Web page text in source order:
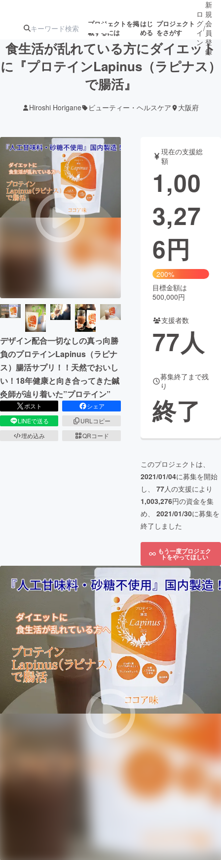
プロジェクトを掲
載するには
はじ
める
プロジェクト
をさがす
注目の新着プロ募集終了が近いプ
テクノロジー・ガジェット
映像・映画 書籍・雑誌
ビジネス・起業 チャレンジ
まちづくり・地域活性化
CAMPFIRE for Social Good CAMPFIRE Creation
コミュニティ
ロ
グ
イ
ン
/
新
規
会
員
登
録
食生活が乱れている方にダイエット
に『プロテインLapinus（ラピナス）
で腸活』
Hiroshi Horigane ビューティー・ヘルスケア 大阪府
デザイン配合一切なしの真っ向勝
負のプロテインLapinus（ラピナ
ス）腸活サプリ！！天然でおいし
い！18年健康と向き合ってきた鍼
灸師が辿り着いた”プロテイン”
ポスト
シェア
LINEで送る
URLコピー
埋め込み
QRコード
現在の支援総
額
1,00
3,27
6円
200%
目標金額は
500,000円
支援者数
77人
募集終了まで残
り
終了
このプロジェクトは、
2021/01/04に募集を開始
し、 77人の支援により
1,003,276円の資金を集
め、 2021/01/30に募集を
終了しました
もう一度プロジェク
トをやってほしい